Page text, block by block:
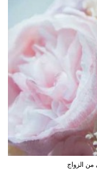
من الزواج